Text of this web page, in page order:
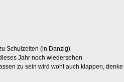
Schulzeiten (in Danzig)
Jahr noch wiedersehen
zu sein wird wohl auch klappen, denke